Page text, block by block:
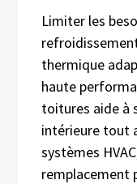
Limiter les
thermique
haute
toitures aide à
intérieure tout
systèmes
remplacement